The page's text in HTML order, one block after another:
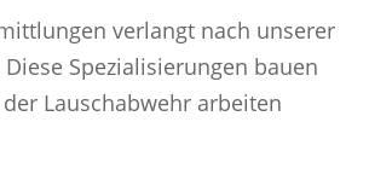
verlangt nach unserer
Spezialisierungen bauen
Lauschabwehr arbeiten